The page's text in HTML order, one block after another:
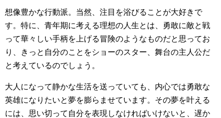
想像豊かな行動派。当然、注目を浴びることが大好きで
す。特に、青年期に考える理想の人生とは、勇敢に敵と戦
って華々しい手柄を上げる冒険のようなものだと思ってお
り、きっと自分のことをショーのスター、舞台の主人公だ
と考えているのでしょう。
大人になって静かな生活を送っていても、内心では勇敢な
英雄になりたいと夢を膨らませています。その夢を叶える
には、思い切って自分を表現しなければいけないと、遅か